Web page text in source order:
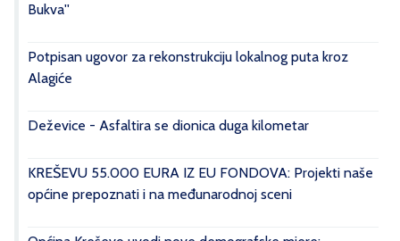
Bukva''
Potpisan ugovor za rekonstrukciju lokalnog puta kroz
Alagiće
Deževice - Asfaltira se dionica duga kilometar
KREŠEVU 55.000 EURA IZ EU FONDOVA: Projekti naše
općine prepoznati i na međunarodnoj sceni